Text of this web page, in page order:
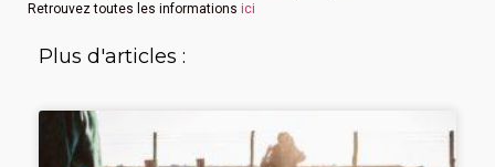
Retrouvez toutes les informations ici
Plus d'articles :